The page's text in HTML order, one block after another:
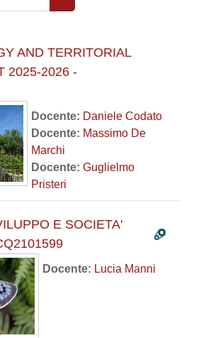
Cerca corsi
AND TERRITORIAL
2025-2026 -
Docente: Daniele Codato
Docente: Massimo De
Marchi
Docente: Guglielmo
Pristeri
E SOCIETA'
Docente: Lucia Manni